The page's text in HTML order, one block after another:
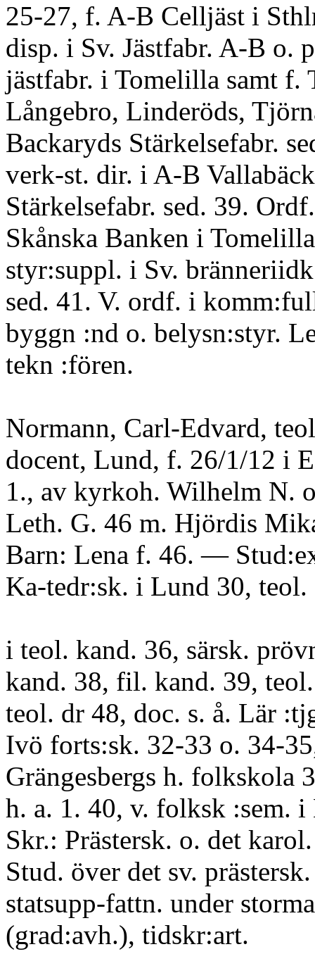
25-27, f. A-B Celljäst i
disp. i Sv. Jästfabr. A-B o.
jästfabr. i Tomelilla samt f.
Långebro, Linderöds,
Backaryds Stärkelsefabr.
verk-st. dir. i A-B
Stärkelsefabr. sed. 39.
Skånska Banken i
styr:suppl. i Sv.
sed. 41. V. ordf. i
byggn :nd o. belysn:styr.
tekn :fören.
Normann, Carl-Edvard,
docent, Lund, f. 26/1/12 i
1., av kyrkoh. Wilhelm N.
Leth. G. 46 m. Hjördis
Barn: Lena f. 46. —
Ka-tedr:sk. i Lund 30, teol.
i teol. kand. 36, särsk.
kand. 38, fil. kand. 39,
teol. dr 48, doc. s. å. Lär
Ivö forts:sk. 32-33 o. 34-
Grängesbergs h. folkskola
h. a. 1. 40, v. folksk :sem.
Skr.: Prästersk. o. det
Stud. över det sv. prästersk.
statsupp-fattn. under
(grad:avh.), tidskr:art.